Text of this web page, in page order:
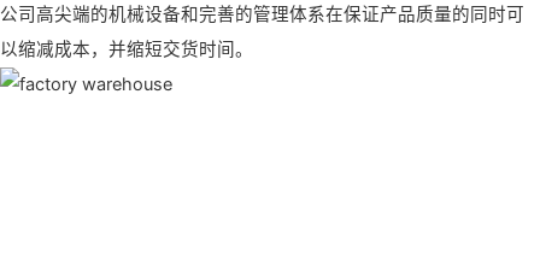
公司高尖端的机械设备和完善的管理体系在保证产品质量的同时可
以缩减成本，并缩短交货时间。